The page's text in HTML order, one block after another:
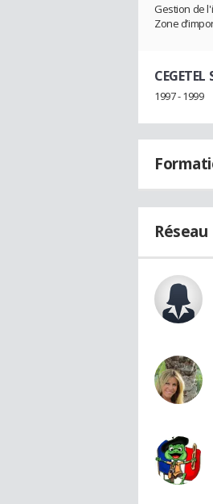
Gestion de
Zone
CEGETEL
1997 - 1999
Réseau